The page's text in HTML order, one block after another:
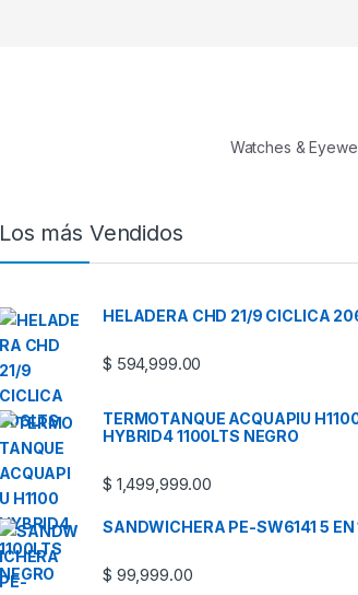
Watches &
Los más Vendidos
HELADERA CHD 21/9 CICLICA
$ 594,999.00
TERMOTANQUE ACQUAPIU
HYBRID4 1100LTS NEGRO
$ 1,499,999.00
SANDWICHERA PE-SW6141 5 EN
$ 99,999.00